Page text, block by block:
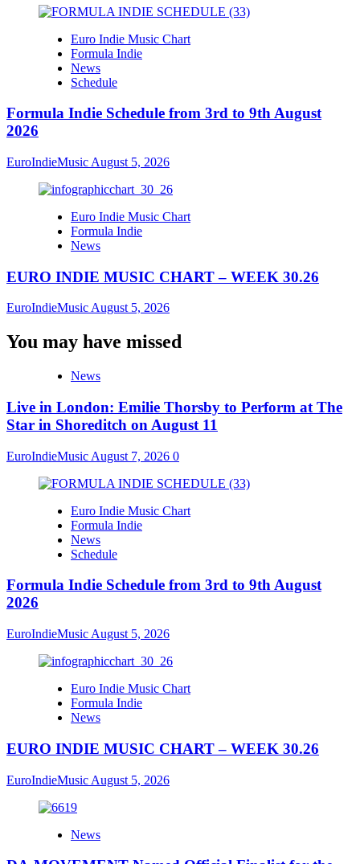
Euro Indie Music Chart
Formula Indie
News
Schedule
Formula Indie Schedule from 3rd to 9th August
2026
EuroIndieMusic August 5, 2026
Euro Indie Music Chart
Formula Indie
News
EURO INDIE MUSIC CHART – WEEK 30.26
EuroIndieMusic August 5, 2026
You may have missed
News
Live in London: Emilie Thorsby to Perform at The
Star in Shoreditch on August 11
EuroIndieMusic August 7, 2026 0
Euro Indie Music Chart
Formula Indie
News
Schedule
Formula Indie Schedule from 3rd to 9th August
2026
EuroIndieMusic August 5, 2026
Euro Indie Music Chart
Formula Indie
News
EURO INDIE MUSIC CHART – WEEK 30.26
EuroIndieMusic August 5, 2026
News